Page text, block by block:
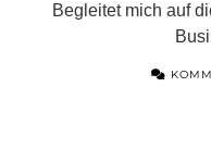
Begleitet mich auf